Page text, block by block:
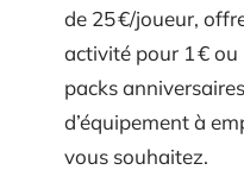
de 25 €/joueur,
activité pour 1 € ou
packs
d’équipement à
vous souhaitez.